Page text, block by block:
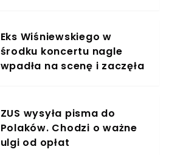
Eks Wiśniewskiego w
środku koncertu nagle
wpadła na scenę i zaczęła
ZUS wysyła pisma do
Polaków. Chodzi o ważne
ulgi od opłat